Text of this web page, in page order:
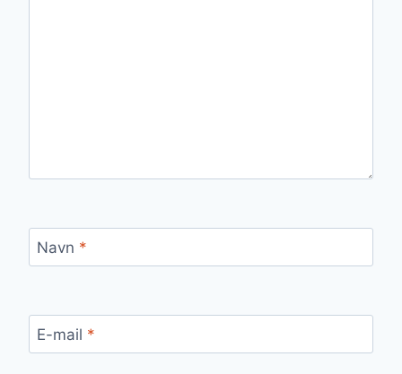
Navn *
E-mail *